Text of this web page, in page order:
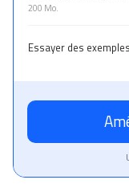
Partenaires
200 Mo.
Essayer des